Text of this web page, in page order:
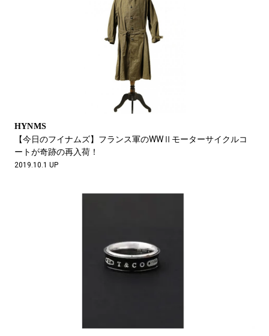
HYNMS
【今日のフイナムズ】フランス軍のWWⅡモーターサイクルコ
ートが奇跡の再入荷！
2019.10.1 UP